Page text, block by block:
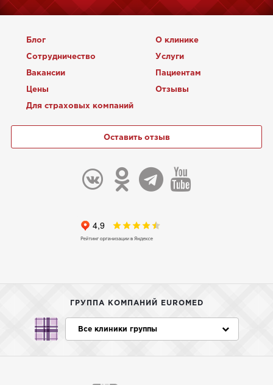
Блог О клинике
Сотрудничество Услуги
Вакансии Пациентам
Цены Отзывы
Для страховых компаний
Оставить отзыв
ГРУППА КОМПАНИЙ EUROMED
Все клиники группы